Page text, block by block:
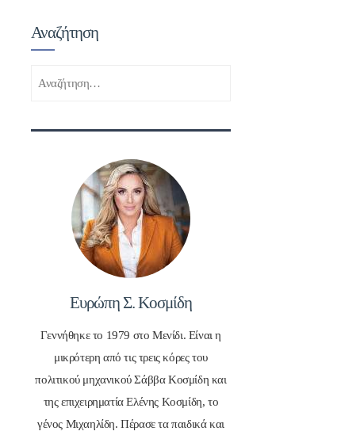
Αναζήτηση
Ευρώπη Σ. Κοσμίδη
Γεννήθηκε το 1979 στο Μενίδι. Είναι η
μικρότερη από τις τρεις κόρες του
πολιτικού μηχανικού Σάββα Κοσμίδη και
της επιχειρηματία Ελένης Κοσμίδη, το
γένος Μιχαηλίδη. Πέρασε τα παιδικά και